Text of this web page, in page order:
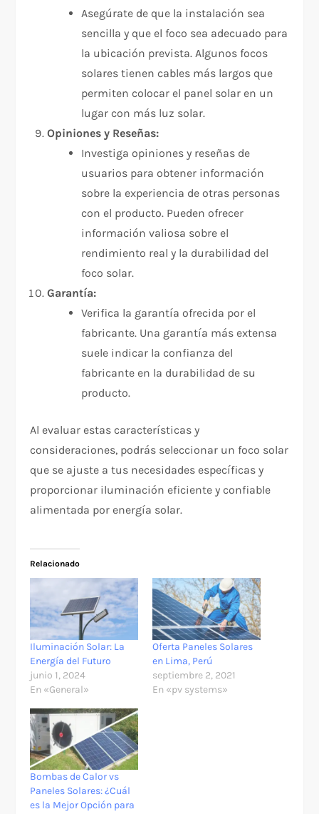
Asegúrate de que la instalación sea
sencilla y que el foco sea adecuado para
la ubicación prevista. Algunos focos
solares tienen cables más largos que
permiten colocar el panel solar en un
lugar con más luz solar.
Opiniones y Reseñas:
Investiga opiniones y reseñas de
usuarios para obtener información
sobre la experiencia de otras personas
con el producto. Pueden ofrecer
información valiosa sobre el
rendimiento real y la durabilidad del
foco solar.
Garantía:
Verifica la garantía ofrecida por el
fabricante. Una garantía más extensa
suele indicar la confianza del
fabricante en la durabilidad de su
producto.
Al evaluar estas características y
consideraciones, podrás seleccionar un foco solar
que se ajuste a tus necesidades específicas y
proporcionar iluminación eficiente y confiable
alimentada por energía solar.
Relacionado
Iluminación Solar: La
Energía del Futuro
junio 1, 2024
En «General»
Oferta Paneles Solares
en Lima, Perú
septiembre 2, 2021
En «pv systems»
Bombas de Calor vs
Paneles Solares: ¿Cuál
es la Mejor Opción para